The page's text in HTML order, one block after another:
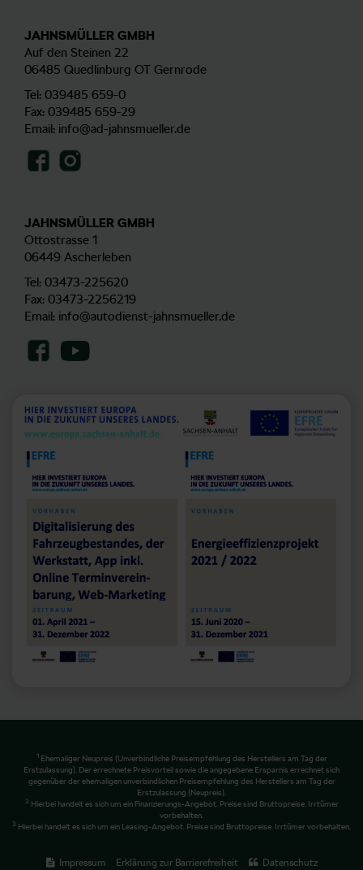
JAHNSMÜLLER GMBH
Auf den Steinen 22
06485 Quedlinburg OT Gernrode
Tel: 039485 659-0
Fax: 039485 659-29
Email: info@ad-jahnsmueller.de
JAHNSMÜLLER GMBH
Ottostrasse 1
06449 Ascherleben
Tel: 03473-225620
Fax: 03473-2256219
Email: info@autodienst-jahnsmueller.de
1 Ehemaliger Neupreis (Unverbindliche Preisempfehlung des Herstellers am Tag der
Erstzulassung). Der errechnete Preisvorteil sowie die angegebene Ersparnis errechnet sich
gegenüber der ehemaligen unverbindlichen Preisempfehlung des Herstellers am Tag der
Erstzulassung (Neupreis).
2 Hierbei handelt es sich um ein Finanzierungs-Angebot. Preise sind Bruttopreise. Irrtümer
vorbehalten.
3 Hierbei handelt es sich um ein Leasing-Angebot. Preise sind Bruttopreise. Irrtümer vorbehalten.
Impressum Erklärung zur Barrierefreiheit Datenschutz